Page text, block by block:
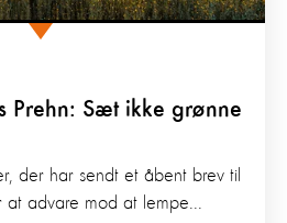
Prehn: Sæt ikke grønne
der har sendt et åbent brev til
advare mod at lempe...